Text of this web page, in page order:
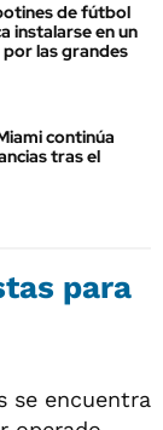
de fútbol
instalarse en un
las grandes
continúa
tras el
para
se encuentra